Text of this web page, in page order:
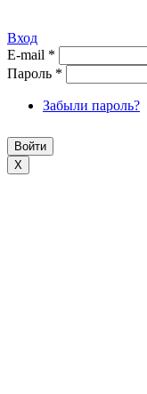
Вход
E-mail *
Пароль *
Забыли пароль?
X